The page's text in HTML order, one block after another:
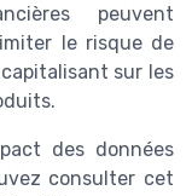
peuvent
le risque de
sur les
des données
consulter cet